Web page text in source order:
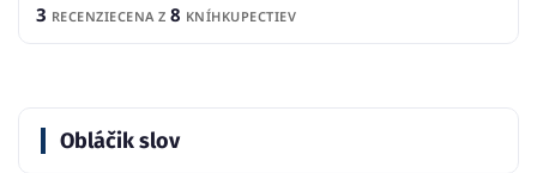
3 RECENZIECENA Z 8 KNÍHKUPECTIEV
Obláčik slov